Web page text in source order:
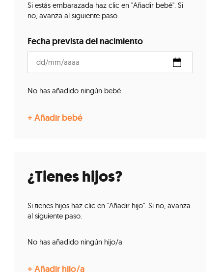
Si estás embarazada haz clic en "Añadir bebé". Si
no, avanza al siguiente paso.
Fecha prevista del nacimiento
No has añadido ningún bebé
¿Tienes hijos?
Si tienes hijos haz clic en "Añadir hijo". Si no, avanza
al siguiente paso.
No has añadido ningún hijo/a